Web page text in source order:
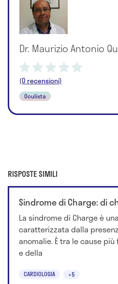
Dr. Maurizio Antonio
(0 recensioni)
Oculista
RISPOSTE SIMILI
Sindrome di Charge: di
La sindrome di Charge è
caratterizzata dalla
anomalie. È tra le cause
e della
CARDIOLOGIA +5